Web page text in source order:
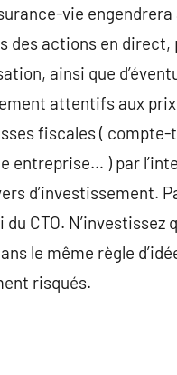
vie
des actions en
ainsi que
attentifs aux
fiscales ( compte-
entreprise… ) par
d’investissement.
CTO. N’investissez
le même règle
risqués.